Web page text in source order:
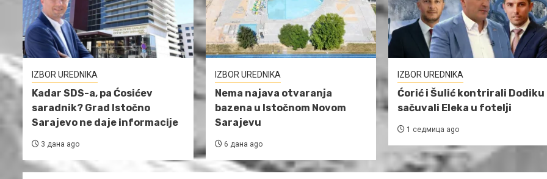
IZBOR UREDNIKA
Kadar SDS-a, pa Ćosićev
saradnik? Grad Istočno
Sarajevo ne daje informacije
3 дана ago
IZBOR UREDNIKA
Nema najava otvaranja
bazena u Istočnom Novom
Sarajevu
6 дана ago
IZBOR UREDNIKA
Ćorić i Šulić kontrirali Dodiku
sačuvali Eleka u fotelji
1 седмица ago